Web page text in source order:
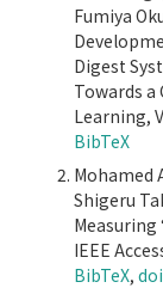
Fumiya
Digest
Towards
Learning,
BibTeX
Mohamed
Shigeru
IEEE
BibTeX, doi